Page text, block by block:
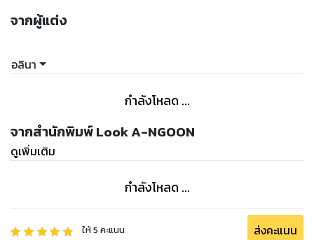
จากผู้แต่ง
อลินา
กำลังโหลด ...
จากสำนักพิมพ์ Look A-NGOON
ดูเพิ่มเติม
กำลังโหลด ...
ให้5 คะแนน ส่งคะแนน